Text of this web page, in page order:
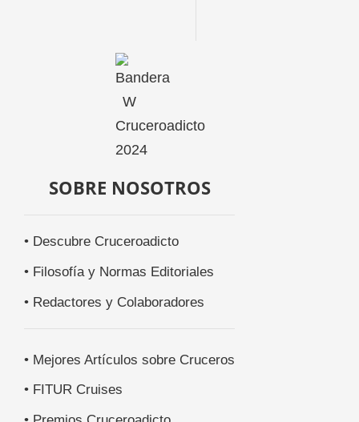
SOBRE NOSOTROS
• Descubre Cruceroadicto
• Filosofía y Normas Editoriales
• Redactores y Colaboradores
• Mejores Artículos sobre Cruceros
• FITUR Cruises